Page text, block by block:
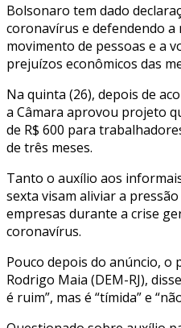
Bolsonaro tem dado
coronavírus e defendendo a
movimento de pessoas e a
prejuízos econômicos das
Na quinta (26), depois de
a Câmara aprovou projeto
de R$ 600 para
de três meses.
Tanto o auxílio aos
sexta visam aliviar a
empresas durante a crise
coronavírus.
Pouco depois do anúncio, o
Rodrigo Maia (DEM-RJ),
é ruim”, mas é “tímida” e